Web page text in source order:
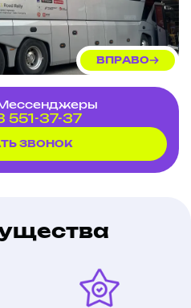
ЗВОНОК
551-37-37
ВПРАВО